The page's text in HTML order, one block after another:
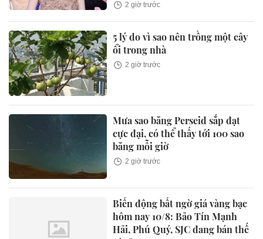
2 giờ trước
5 lý do vì sao nên trồng một cây
ổi trong nhà
2 giờ trước
Mưa sao băng Perseid sắp đạt
cực đại, có thể thấy tới 100 sao
băng mỗi giờ
2 giờ trước
Biến động bất ngờ giá vàng bạc
hôm nay 10/8: Bảo Tín Mạnh
Hải, Phú Quý, SJC đang bán thế